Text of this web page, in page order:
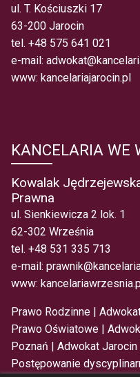
ul. T. Kościuszki 17
63-200 Jarocin
tel. +48 575 641 021
e-mail:
www: kancelariajarocin.pl
KANCELARIA WE
Kowalak
Prawna
ul. Sienkiewicza 2 lok. 1
62-302 Września
tel. +48 531 335 713
e-mail:
www:
Prawo Rodzinne |
Prawo Oświatowe |
Poznań | Adwokat Jarocin
Postępowanie